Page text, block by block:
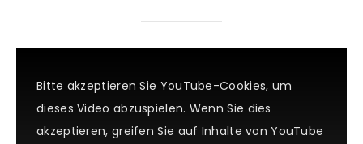
Bitte akzeptieren Sie YouTube-Cookies, um
dieses Video abzuspielen. Wenn Sie dies
akzeptieren, greifen Sie auf Inhalte von YouTube